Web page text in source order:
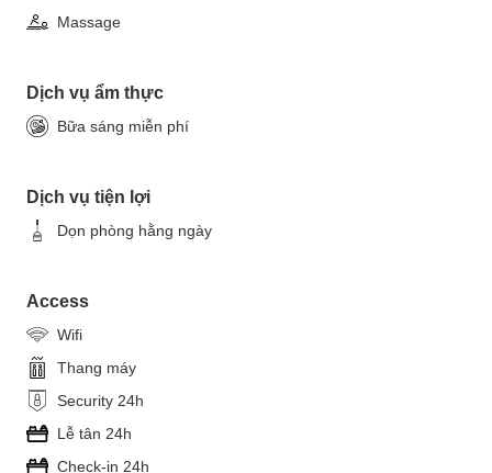
Massage
Dịch vụ ẩm thực
Bữa sáng miễn phí
Dịch vụ tiện lợi
Dọn phòng hằng ngày
Access
Wifi
Thang máy
Security 24h
Lễ tân 24h
Check-in 24h